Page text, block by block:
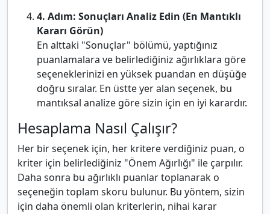
4. Adım: Sonuçları Analiz Edin (En Mantıklı
Kararı Görün)
En alttaki "Sonuçlar" bölümü, yaptığınız
puanlamalara ve belirlediğiniz ağırlıklara göre
seçeneklerinizi en yüksek puandan en düşüğe
doğru sıralar. En üstte yer alan seçenek, bu
mantıksal analize göre sizin için en iyi karardır.
Hesaplama Nasıl Çalışır?
Her bir seçenek için, her kritere verdiğiniz puan, o
kriter için belirlediğiniz "Önem Ağırlığı" ile çarpılır.
Daha sonra bu ağırlıklı puanlar toplanarak o
seçeneğin toplam skoru bulunur. Bu yöntem, sizin
için daha önemli olan kriterlerin, nihai karar